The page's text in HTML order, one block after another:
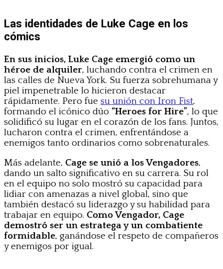
Las identidades de Luke Cage en los
cómics
En sus inicios, Luke Cage emergió como un
héroe de alquiler, luchando contra el crimen en
las calles de Nueva York. Su fuerza sobrehumana y
piel impenetrable lo hicieron destacar
rápidamente. Pero fue su unión con Iron Fist,
formando el icónico dúo “Heroes for Hire”, lo que
solidificó su lugar en el corazón de los fans. Juntos,
lucharon contra el crimen, enfrentándose a
enemigos tanto ordinarios como sobrenaturales.
Más adelante, Cage se unió a los Vengadores,
dando un salto significativo en su carrera. Su rol
en el equipo no solo mostró su capacidad para
lidiar con amenazas a nivel global, sino que
también destacó su liderazgo y su habilidad para
trabajar en equipo. Como Vengador, Cage
demostró ser un estratega y un combatiente
formidable, ganándose el respeto de compañeros
y enemigos por igual.